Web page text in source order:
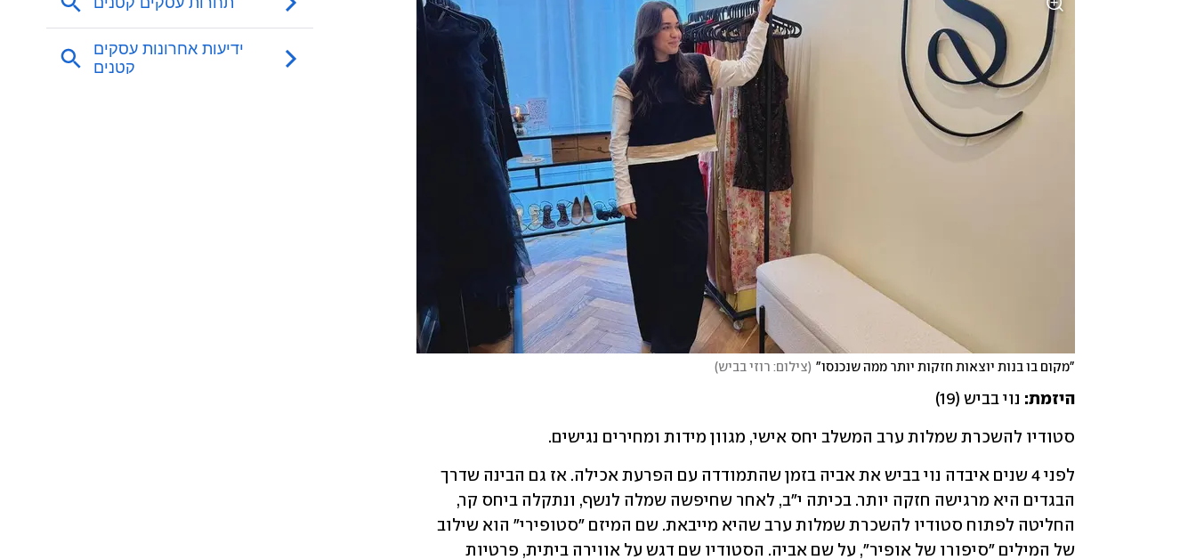
"מקום בו בנות יוצאות חזקות יותר ממה שנכנסו" (צילום: רוזי בביש)
היזמת: נוי בביש (19)
סטודיו להשכרת שמלות ערב המשלב יחס אישי, מגוון מידות ומחירים נגישים.